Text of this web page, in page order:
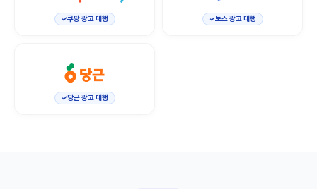
쿠팡 광고 대행 토스 광고 대행
당근 광고 대행